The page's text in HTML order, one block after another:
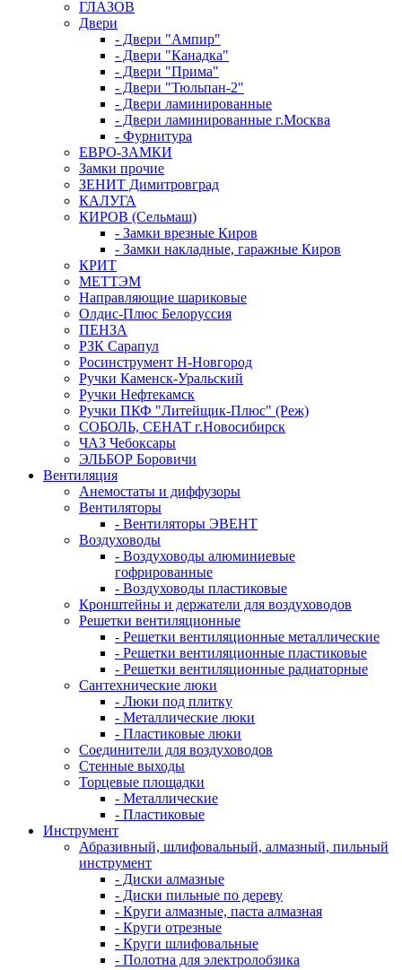
ГЛАЗОВ
Двери
- Двери "Ампир"
- Двери "Канадка"
- Двери "Прима"
- Двери "Тюльпан-2"
- Двери ламинированные
- Двери ламинированные г.Москва
- Фурнитура
ЕВРО-ЗАМКИ
Замки прочие
ЗЕНИТ Димитровград
КАЛУГА
КИРОВ (Сельмаш)
- Замки врезные Киров
- Замки накладные, гаражные Киров
КРИТ
МЕТТЭМ
Направляющие шариковые
Олдис-Плюс Белоруссия
ПЕНЗА
РЗК Сарапул
Росинструмент Н-Новгород
Ручки Каменск-Уральский
Ручки Нефтекамск
Ручки ПКФ "Литейщик-Плюс" (Реж)
СОБОЛЬ, СЕНАТ г.Новосибирск
ЧАЗ Чебоксары
ЭЛЬБОР Боровичи
Вентиляция
Анемостаты и диффузоры
Вентиляторы
- Вентиляторы ЭВЕНТ
Воздуховоды
- Воздуховоды алюминиевые
гофрированные
- Воздуховоды пластиковые
Кронштейны и держатели для воздуховодов
Решетки вентиляционные
- Решетки вентиляционные металлические
- Решетки вентиляционные пластиковые
- Решетки вентиляционные радиаторные
Сантехнические люки
- Люки под плитку
- Металлические люки
- Пластиковые люки
Соединители для воздуховодов
Стенные выходы
Торцевые площадки
- Металлические
- Пластиковые
Инструмент
Абразивный, шлифовальный, алмазный, пильный
инструмент
- Диски алмазные
- Диски пильные по дереву
- Круги алмазные, паста алмазная
- Круги отрезные
- Круги шлифовальные
- Полотна для электролобзика